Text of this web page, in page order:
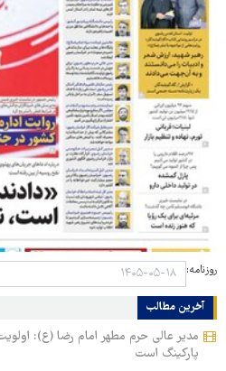
روزنامه:
آخرین مطالب
مدیر عالی حرم مطهر امام رضا (ع):
پارکینگ است